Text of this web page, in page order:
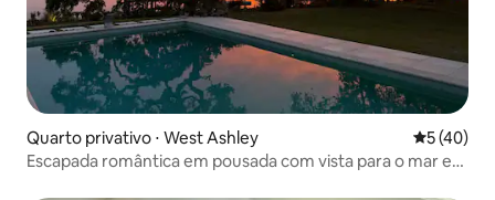
Quarto privativo ⋅ West Ashley 5 de uma
5 (40)
Escapada romântica em pousada com vista para o mar em